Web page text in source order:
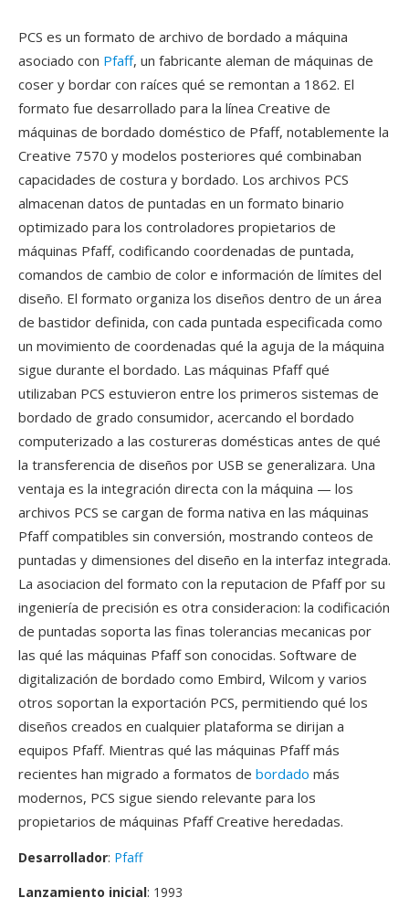
PCS es un formato de archivo de bordado a máquina
asociado con Pfaff, un fabricante aleman de máquinas de
coser y bordar con raíces qué se remontan a 1862. El
formato fue desarrollado para la línea Creative de
máquinas de bordado doméstico de Pfaff, notablemente la
Creative 7570 y modelos posteriores qué combinaban
capacidades de costura y bordado. Los archivos PCS
almacenan datos de puntadas en un formato binario
optimizado para los controladores propietarios de
máquinas Pfaff, codificando coordenadas de puntada,
comandos de cambio de color e información de límites del
diseño. El formato organiza los diseños dentro de un área
de bastidor definida, con cada puntada especificada como
un movimiento de coordenadas qué la aguja de la máquina
sigue durante el bordado. Las máquinas Pfaff qué
utilizaban PCS estuvieron entre los primeros sistemas de
bordado de grado consumidor, acercando el bordado
computerizado a las costureras domésticas antes de qué
la transferencia de diseños por USB se generalizara. Una
ventaja es la integración directa con la máquina — los
archivos PCS se cargan de forma nativa en las máquinas
Pfaff compatibles sin conversión, mostrando conteos de
puntadas y dimensiones del diseño en la interfaz integrada.
La asociacion del formato con la reputacion de Pfaff por su
ingeniería de precisión es otra consideracion: la codificación
de puntadas soporta las finas tolerancias mecanicas por
las qué las máquinas Pfaff son conocidas. Software de
digitalización de bordado como Embird, Wilcom y varios
otros soportan la exportación PCS, permitiendo qué los
diseños creados en cualquier plataforma se dirijan a
equipos Pfaff. Mientras qué las máquinas Pfaff más
recientes han migrado a formatos de bordado más
modernos, PCS sigue siendo relevante para los
propietarios de máquinas Pfaff Creative heredadas.
Desarrollador: Pfaff
Lanzamiento inicial: 1993